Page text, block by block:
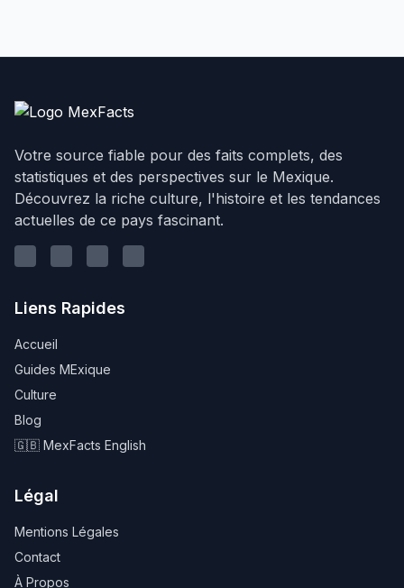
Votre source fiable pour des faits complets, des
statistiques et des perspectives sur le Mexique.
Découvrez la riche culture, l'histoire et les tendances
actuelles de ce pays fascinant.
Liens Rapides
Accueil
Guides MExique
Culture
Blog
🇬🇧 MexFacts English
Légal
Mentions Légales
Contact
À Propos